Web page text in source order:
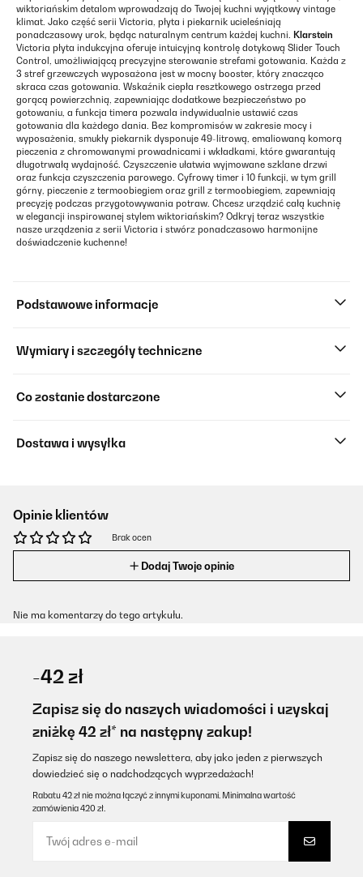
wiktoriańskim detalom wprowadzają do Twojej kuchni wyjątkowy vintage
klimat. Jako część serii Victoria, płyta i piekarnik ucieleśniają
ponadczasowy urok, będąc naturalnym centrum każdej kuchni. Klarstein
Victoria płyta indukcyjna oferuje intuicyjną kontrolę dotykową Slider Touch
Control, umożliwiającą precyzyjne sterowanie strefami gotowania. Każda z
3 stref grzewczych wyposażona jest w mocny booster, który znacząco
skraca czas gotowania. Wskaźnik ciepła resztkowego ostrzega przed
gorącą powierzchnią, zapewniając dodatkowe bezpieczeństwo po
gotowaniu, a funkcja timera pozwala indywidualnie ustawić czas
gotowania dla każdego dania. Bez kompromisów w zakresie mocy i
wyposażenia, smukły piekarnik dysponuje 49-litrową, emaliowaną komorą
pieczenia z chromowanymi prowadnicami i wkładkami, które gwarantują
długotrwałą wydajność. Czyszczenie ułatwia wyjmowane szklane drzwi
oraz funkcja czyszczenia parowego. Cyfrowy timer i 10 funkcji, w tym grill
górny, pieczenie z termoobiegiem oraz grill z termoobiegiem, zapewniają
precyzję podczas przygotowywania potraw. Chcesz urządzić całą kuchnię
w elegancji inspirowanej stylem wiktoriańskim? Odkryj teraz wszystkie
nasze urządzenia z serii Victoria i stwórz ponadczasowo harmonijne
doświadczenie kuchenne!
Podstawowe informacje
Wymiary i szczegóły techniczne
Co zostanie dostarczone
Dostawa i wysyłka
Opinie klientów
Brak ocen
Dodaj Twoje opinie
Nie ma komentarzy do tego artykułu.
-42 zł
Zapisz się do naszych wiadomości i uzyskaj
zniżkę 42 zł* na następny zakup!
Zapisz się do naszego newslettera, aby jako jeden z pierwszych
dowiedzieć się o nadchodzących wyprzedażach!
Rabatu 42 zł nie można łączyć z innymi kuponami. Minimalna wartość
zamówienia 420 zł.